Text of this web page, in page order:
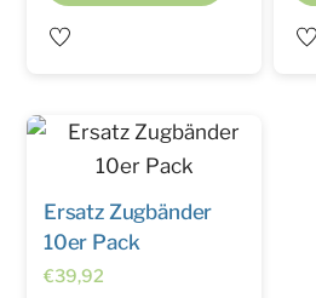
Ersatz Zugbänder
10er Pack
€39,92